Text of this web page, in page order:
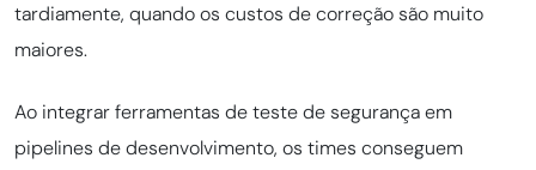
tardiamente, quando os custos de correção são muito
maiores.
Ao integrar ferramentas de teste de segurança em
pipelines de desenvolvimento, os times conseguem